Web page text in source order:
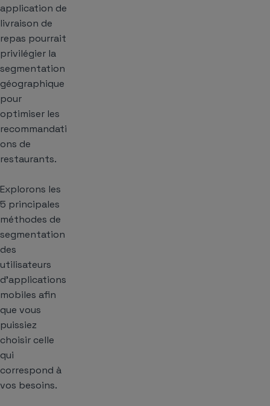
application de
livraison de
repas pourrait
privilégier la
segmentation
géographique
pour
optimiser les
recommandati
ons de
restaurants.
Explorons les
5 principales
méthodes de
segmentation
des
utilisateurs
d’applications
mobiles afin
que vous
puissiez
choisir celle
qui
correspond à
vos besoins.